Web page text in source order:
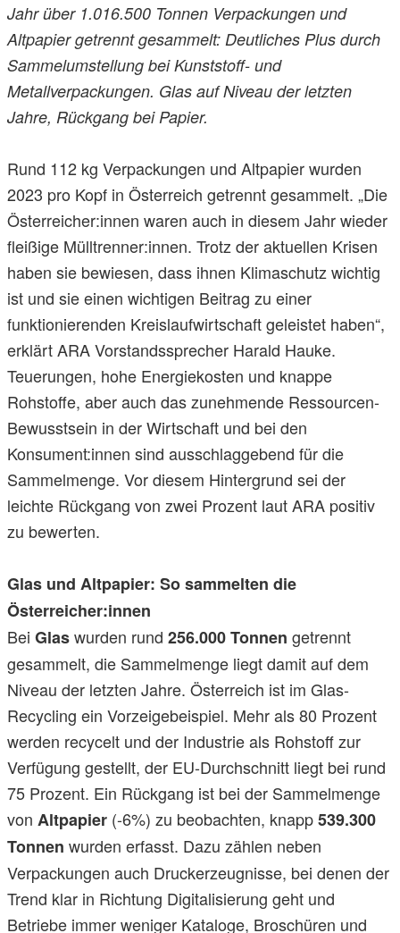
Jahr über 1.016.500 Tonnen Verpackungen und
Altpapier getrennt gesammelt: Deutliches Plus durch
Sammelumstellung bei Kunststoff- und
Metallverpackungen. Glas auf Niveau der letzten
Jahre, Rückgang bei Papier.
Rund 112 kg Verpackungen und Altpapier wurden
2023 pro Kopf in Österreich getrennt gesammelt. „Die
Österreicher:innen waren auch in diesem Jahr wieder
fleißige Mülltrenner:innen. Trotz der aktuellen Krisen
haben sie bewiesen, dass ihnen Klimaschutz wichtig
ist und sie einen wichtigen Beitrag zu einer
funktionierenden Kreislaufwirtschaft geleistet haben“,
erklärt ARA Vorstandssprecher Harald Hauke.
Teuerungen, hohe Energiekosten und knappe
Rohstoffe, aber auch das zunehmende Ressourcen-
Bewusstsein in der Wirtschaft und bei den
Konsument:innen sind ausschlaggebend für die
Sammelmenge. Vor diesem Hintergrund sei der
leichte Rückgang von zwei Prozent laut ARA positiv
zu bewerten.
Glas und Altpapier: So sammelten die
Österreicher:innen
Bei Glaswurden rund 256.000 Tonnen getrennt
gesammelt, die Sammelmenge liegt damit auf dem
Niveau der letzten Jahre. Österreich ist im Glas-
Recycling ein Vorzeigebeispiel. Mehr als 80 Prozent
werden recycelt und der Industrie als Rohstoff zur
Verfügung gestellt, der EU-Durchschnitt liegt bei rund
75 Prozent. Ein Rückgang ist bei der Sammelmenge
von Altpapier (-6%) zu beobachten, knapp539.300
Tonnen wurden erfasst. Dazu zählen neben
Verpackungen auch Druckerzeugnisse, bei denen der
Trend klar in Richtung Digitalisierung geht und
Betriebe immer weniger Kataloge, Broschüren und